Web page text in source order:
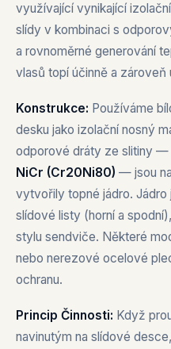
využívající vynikající
slídy v kombinaci s
a rovnoměrné generování
vlasů topí účinně a
Konstrukce: Používáme
desku jako izolační nosný
odporové dráty ze slitiny —
NiCr (Cr20Ni80) — jsou
vytvořily topné jádro.
slídové listy (horní a
stylu sendviče. Některé
nebo nerezové ocelové
ochranu.
Princip Činnosti: Když
navinutým na slídové